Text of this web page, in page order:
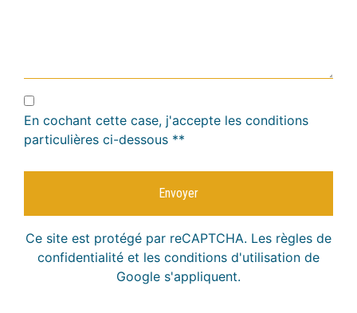
En cochant cette case, j'accepte les conditions
particulières ci-dessous **
Envoyer
Ce site est protégé par reCAPTCHA. Les règles de
confidentialité et les conditions d'utilisation de
Google s'appliquent.